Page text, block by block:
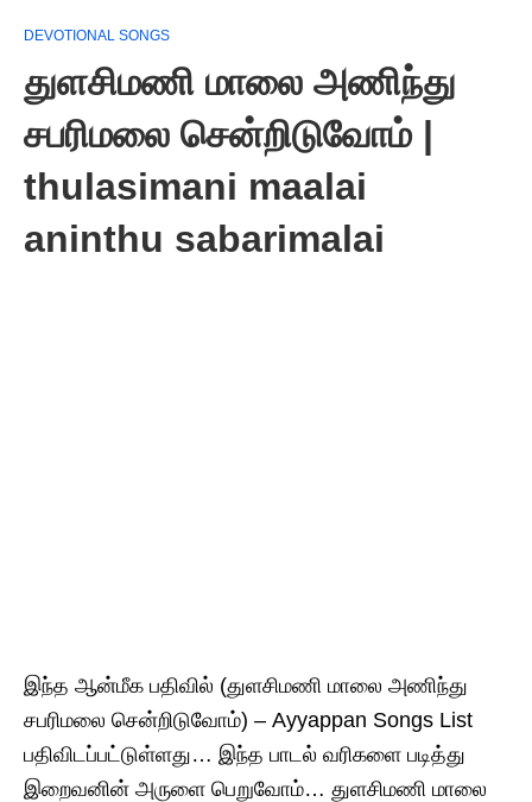
DEVOTIONAL SONGS
துளசிமணி மாலை அணிந்து
சபரிமலை சென்றிடுவோம் |
thulasimani maalai
aninthu sabarimalai
இந்த ஆன்மீக பதிவில் (துளசிமணி மாலை அணிந்து
சபரிமலை சென்றிடுவோம்) – Ayyappan Songs List
பதிவிடப்பட்டுள்ளது… இந்த பாடல் வரிகளை படித்து
இறைவனின் அருளை பெறுவோம்… துளசிமணி மாலை